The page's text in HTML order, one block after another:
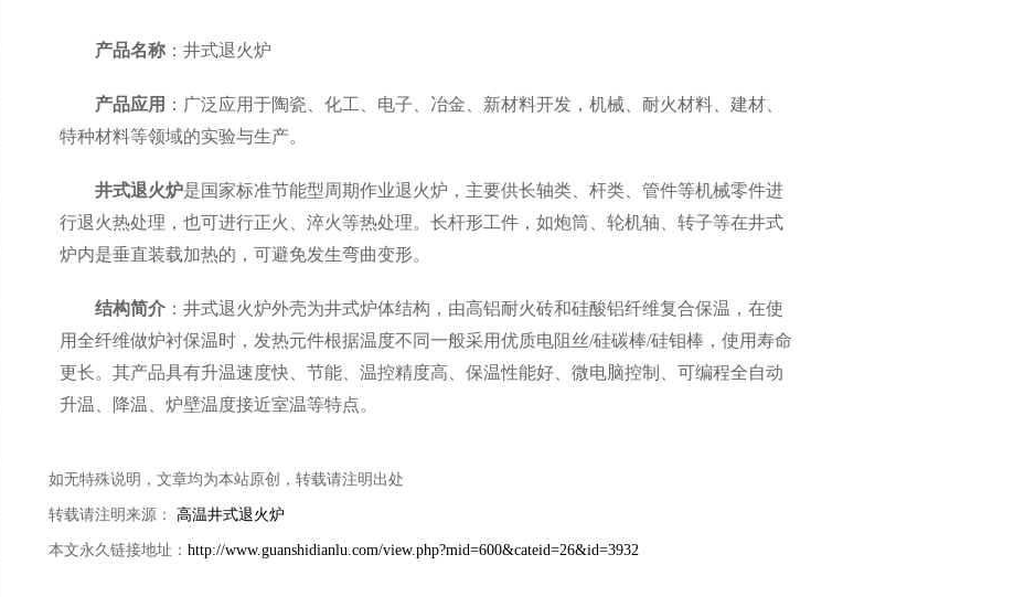
产品名称 ：井式退火炉
产品应用 ：广泛应用于陶瓷、化工、电子、冶金、新材料开发，机械、耐火材料、建材、
特种材料等领域的实验与生产。
井式退火炉是国家标准节能型周期作业退火炉，主要供长轴类、杆类、管件等机械零件进
行退火热处理，也可进行正火、淬火等热处理。长杆形工件，如炮筒、轮机轴、转子等在井式
炉内是垂直装载加热的，可避免发生弯曲变形。
结构简介 ：井式退火炉外壳为井式炉体结构，由高铝耐火砖和硅酸铝纤维复合保温，在使
用全纤维做炉衬保温时，发热元件根据温度不同一般采用优质电阻丝/硅碳棒/硅钼棒，使用寿命
更长。其产品具有升温速度快、节能、温控精度高、保温性能好、微电脑控制、可编程全自动
升温、降温、炉壁温度接近室温等特点。
如无特殊说明，文章均为本站原创，转载请注明出处
转载请注明来源： 高温井式退火炉
本文永久链接地址： http://www.guanshidianlu.com/view.php?mid=600&cateid=26&id=3932